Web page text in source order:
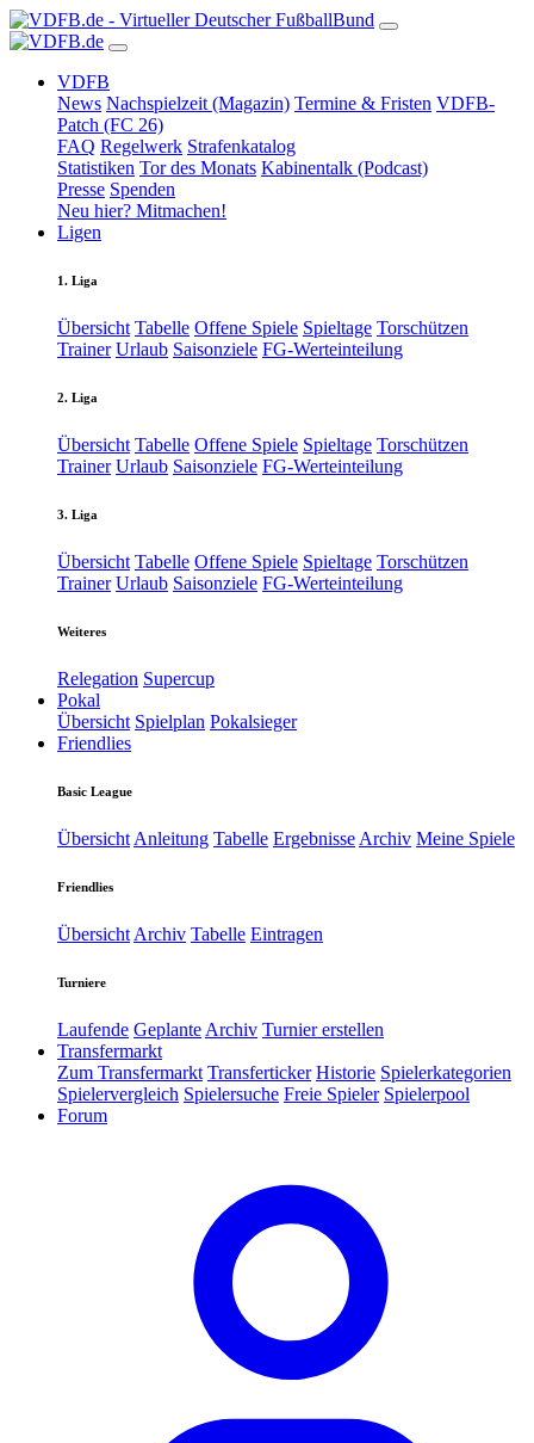
VDFB
News Nachspielzeit (Magazin) Termine & Fristen VDFB-
Patch (FC 26)
FAQ Regelwerk Strafenkatalog
Statistiken Tor des Monats Kabinentalk (Podcast)
Presse Spenden
Neu hier? Mitmachen!
Ligen
1. Liga
Übersicht Tabelle Offene Spiele Spieltage Torschützen
Trainer Urlaub Saisonziele FG-Werteinteilung
2. Liga
Übersicht Tabelle Offene Spiele Spieltage Torschützen
Trainer Urlaub Saisonziele FG-Werteinteilung
3. Liga
Übersicht Tabelle Offene Spiele Spieltage Torschützen
Trainer Urlaub Saisonziele FG-Werteinteilung
Weiteres
Relegation Supercup
Pokal
Übersicht Spielplan Pokalsieger
Friendlies
Basic League
Übersicht Anleitung Tabelle Ergebnisse Archiv Meine Spiele
Friendlies
Übersicht Archiv Tabelle Eintragen
Turniere
Laufende Geplante Archiv Turnier erstellen
Transfermarkt
Zum Transfermarkt Transferticker Historie Spielerkategorien
Spielervergleich Spielersuche Freie Spieler Spielerpool
Forum